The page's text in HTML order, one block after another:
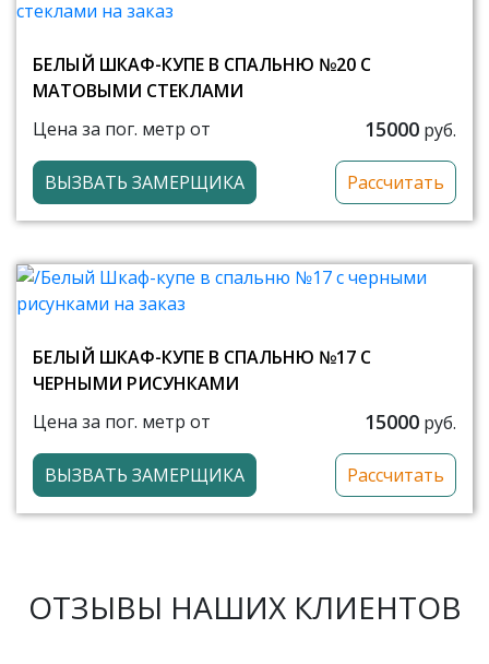
БЕЛЫЙ ШКАФ-КУПЕ В СПАЛЬНЮ №20 С
МАТОВЫМИ СТЕКЛАМИ
Цена за пог. метр от
15000 руб.
ВЫЗВАТЬ ЗАМЕРЩИКА Рассчитать
БЕЛЫЙ ШКАФ-КУПЕ В СПАЛЬНЮ №17 С
ЧЕРНЫМИ РИСУНКАМИ
Цена за пог. метр от
15000 руб.
ВЫЗВАТЬ ЗАМЕРЩИКА Рассчитать
ОТЗЫВЫ НАШИХ КЛИЕНТОВ